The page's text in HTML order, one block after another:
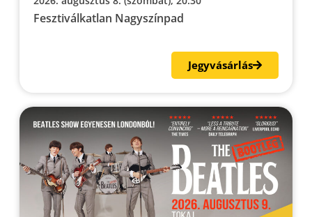
Fesztiválkatlan Nagyszínpad
Jegyvásárlás